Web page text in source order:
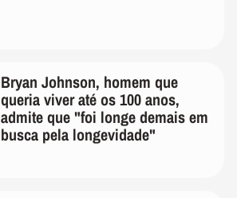
Bryan Johnson, homem que
queria viver até os 100 anos,
admite que "foi longe demais em
busca pela longevidade"